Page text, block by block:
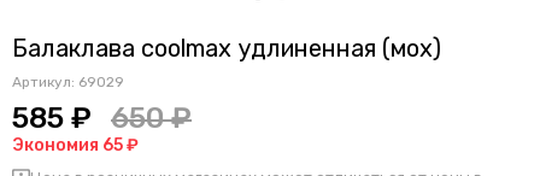
Балаклава coolmax удлиненная (мох)
Артикул: 69029
585 ₽ 650 ₽
Экономия 65 ₽